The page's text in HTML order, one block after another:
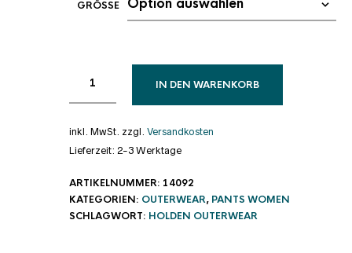
GRÖSSE
IN DEN WARENKORB
inkl. MwSt. zzgl. Versandkosten
Lieferzeit: 2-3 Werktage
ARTIKELNUMMER: 14092
KATEGORIEN: OUTERWEAR, PANTS WOMEN
SCHLAGWORT: HOLDEN OUTERWEAR